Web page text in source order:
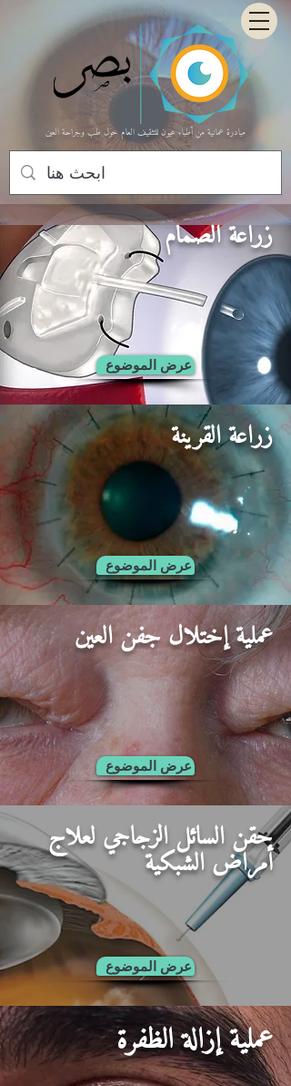
مبادرة عمانية من أطباء عيون للتثقيف العام حول طب وجراحة العين
زراعة الصمام
عرض الموضوع
زراعة القرينة
عرض الموضوع
عملية إختلال جفن العين
عرض الموضوع
حقن السائل الزجاجي لعلاج
أمراض الشبكية
عرض الموضوع
عملية إزالة الظفرة